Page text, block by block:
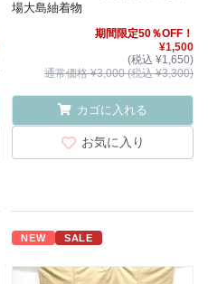
場大島紬着物
期間限定50％OFF！
¥1,500
(税込 ¥1,650)
通常価格 ¥3,000 (税込 ¥3,300)
カゴに入れる
お気に入り
NEW SALE